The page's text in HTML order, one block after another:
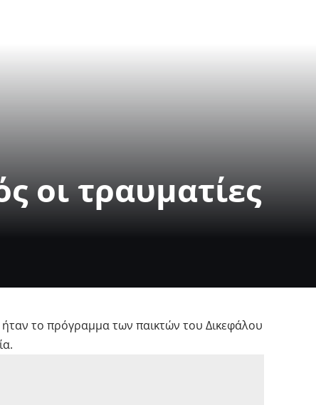
οι τραυματίες
ήταν το πρόγραμμα των παικτών του Δικεφάλου